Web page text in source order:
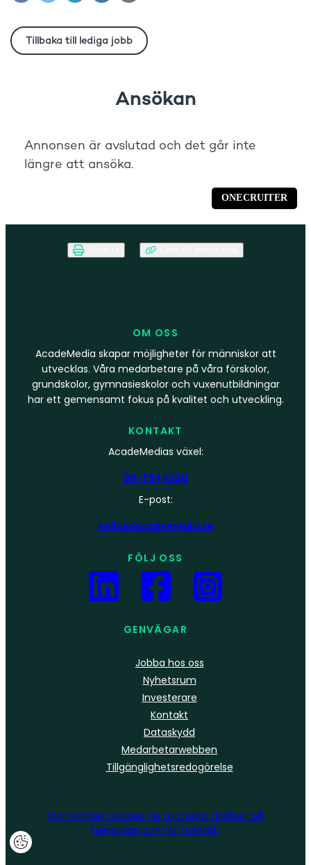
OM OSS
AcadeMedia skapar möjligheter för människor att
utvecklas. Våra medarbetare på våra förskolor,
grundskolor, gymnasieskolor och vuxenutbildningar
har ett gemensamt fokus på kvalitet och utveckling.
KONTAKT
AcadeMedias växel:
08-7944200
E-post:
hello@academedia.se
FÖLJ OSS
GENVÄGAR
Jobba hos oss
Nyhetsrum
Investerare
Kontakt
Dataskydd
Medarbetarwebben
Tillgänglighetsredogörelse
Vi använder cookies för att mäta trafiken på
hemsidan och för statistik.